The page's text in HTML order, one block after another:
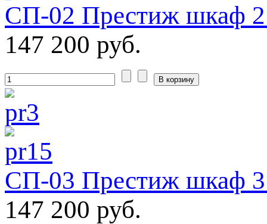
СП-02 Престиж шкаф
147 200 руб.
СП-03 Престиж шкаф 3
147 200 руб.